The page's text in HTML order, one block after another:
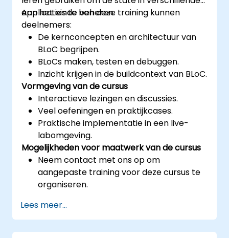
applicaties te beheren.
Aan het einde van deze training kunnen
deelnemers:
De kernconcepten en architectuur van
BLoC begrijpen.
BLoCs maken, testen en debuggen.
Inzicht krijgen in de buildcontext van BLoC.
Vormgeving van de cursus
Interactieve lezingen en discussies.
Veel oefeningen en praktijkcases.
Praktische implementatie in een live-
labomgeving.
Mogelijkheden voor maatwerk van de cursus
Neem contact met ons op om
aangepaste training voor deze cursus te
organiseren.
Lees meer...